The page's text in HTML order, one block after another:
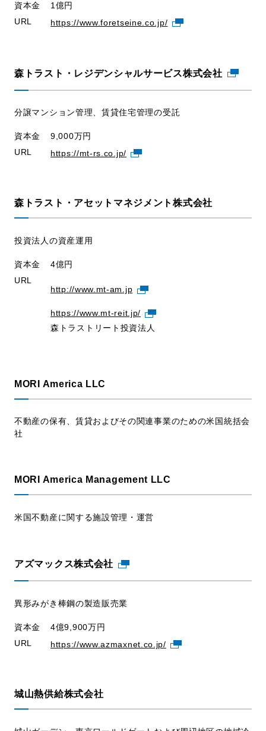
資本金
1億円
URL
https://www.foretseine.co.jp/
森トラスト・レジデンシャルサービス株式会社
分譲マンション管理、賃貸住宅管理の受託
資本金
9,000万円
URL
https://mt-rs.co.jp/
森トラスト・アセットマネジメント株式会社
投資法人の資産運用
資本金
4億円
URL
http://www.mt-am.jp
https://www.mt-reit.jp/
森トラストリート投資法人
MORI America LLC
不動産の保有、賃貸およびその関連事業のための米国統括会
社
MORI America Management LLC
米国不動産に関する施設管理・運営
アズマックス株式会社
異形みがき棒鋼の製造販売業
資本金
4億9,900万円
URL
https://www.azmaxnet.co.jp/
城山熱供給株式会社